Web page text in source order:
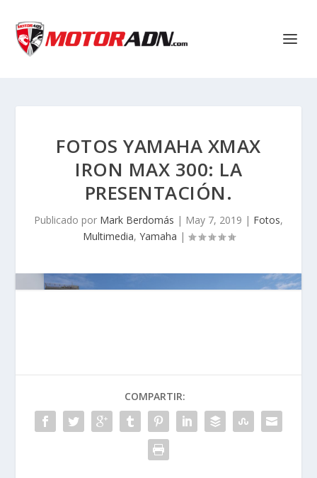
FOTOS YAMAHA XMAX
IRON MAX 300: LA
PRESENTACIÓN.
Publicado por Mark Berdomás | May 7, 2019 | Fotos,
Multimedia, Yamaha |
COMPARTIR: